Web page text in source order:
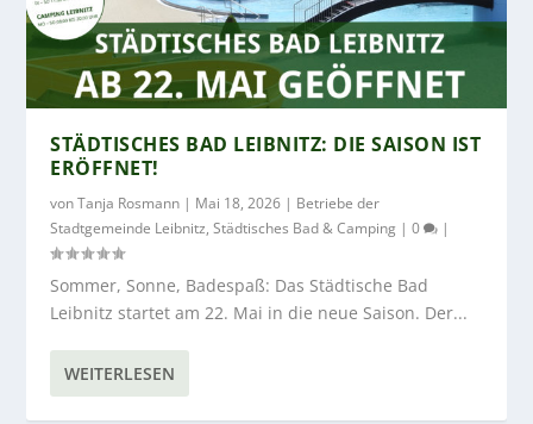
STÄDTISCHES BAD LEIBNITZ: DIE SAISON IST
ERÖFFNET!
vonTanja Rosmann | Mai 18, 2026 | Betriebe der
Stadtgemeinde Leibnitz,Städtisches Bad & Camping |0 |
Sommer, Sonne, Badespaß: Das Städtische Bad
Leibnitz startet am 22. Mai in die neue Saison. Der...
WEITERLESEN